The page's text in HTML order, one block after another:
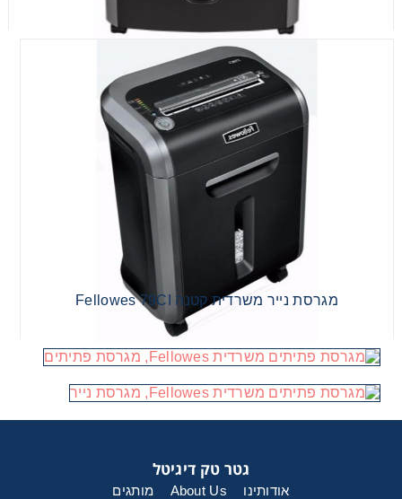
מגרסת נייר משרדית קטנה Fellowes 79CI
גטר טק דיגיטל
אודותינו About Us מותגים
מגרסת נייר משרדית קטנה Fellowes 79CI